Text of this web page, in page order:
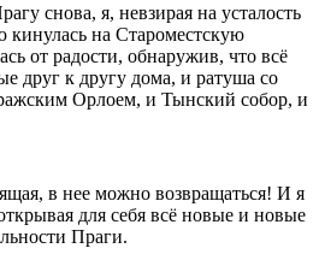
снова, я, невзирая на усталость
кинулась на Староместскую
от радости, обнаружив, что всё
друг к другу дома, и ратуша со
Орлоем, и Тынский собор, и
в нее можно возвращаться! И я
для себя всё новые и новые
Праги.